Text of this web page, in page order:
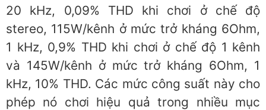
20 kHz, 0,09% THD khi chơi ở chế độ
stereo, 115W/kênh ở mức trở kháng 6Ohm,
1 kHz, 0,9% THD khi chơi ở chế độ 1 kênh
và 145W/kênh ở mức trở kháng 6Ohm, 1
kHz, 10% THD. Các mức công suất này cho
phép nó chơi hiệu quả trong nhiều mục